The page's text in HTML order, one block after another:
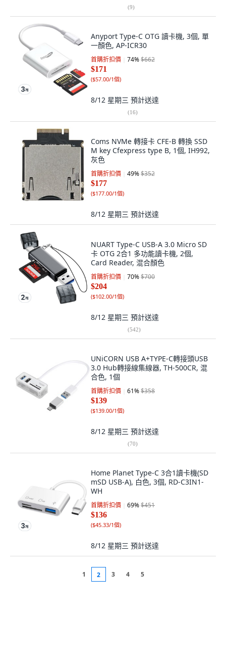
(9)
Anyport Type-C OTG 讀卡機, 3個, 單
一顏色, AP-ICR30
首購折扣價 74%$662
$171
($57.00/1個)
8/12 星期三 預計送達
(16)
Coms NVMe 轉接卡 CFE-B 轉換 SSD
M key Cfexpress type B, 1個, IH992,
灰色
首購折扣價 49%$352
$177
($177.00/1個)
8/12 星期三 預計送達
NUART Type-C USB-A 3.0 Micro SD
卡 OTG 2合1 多功能讀卡機, 2個,
Card Reader, 混合顏色
首購折扣價 70%$700
$204
($102.00/1個)
8/12 星期三 預計送達
(542)
UNiCORN USB A+TYPE-C轉接頭USB
3.0 Hub轉接線集線器, TH-500CR, 混
合色, 1個
首購折扣價 61%$358
$139
($139.00/1個)
8/12 星期三 預計送達
(70)
Home Planet Type-C 3合1讀卡機(SD
mSD USB-A), 白色, 3個, RD-C3IN1-
WH
首購折扣價 69%$451
$136
($45.33/1個)
8/12 星期三 預計送達
1 2 3 4 5